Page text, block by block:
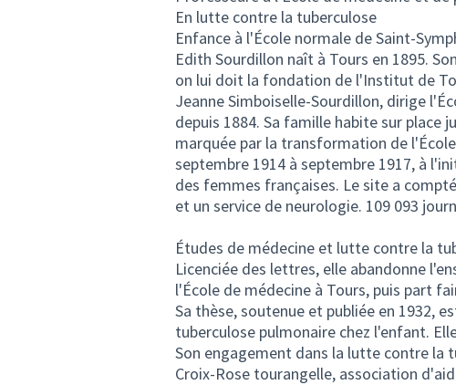
En lutte contre la tuberculose
Enfance à l'École normale de Saint-
Edith Sourdillon naît à Tours en 1895.
on lui doit la fondation de l'Institut de
Jeanne Simboiselle-Sourdillon, dirige
depuis 1884. Sa famille habite sur place
marquée par la transformation de
septembre 1914 à septembre 1917, à
des femmes françaises. Le site a
et un service de neurologie. 109 093
Études de médecine et lutte contre la
Licenciée des lettres, elle abandonne
l'École de médecine à Tours, puis part
Sa thèse, soutenue et publiée en 1932,
tuberculose pulmonaire chez l'enfant.
Son engagement dans la lutte contre la
Croix-Rose tourangelle, association